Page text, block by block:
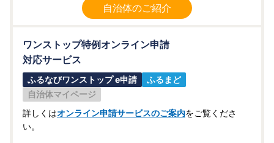
自治体のご紹介
ワンストップ特例オンライン申請
対応サービス
ふるなびワンストップ e申請
ふるまど
自治体マイページ
詳しくはオンライン申請サービスのご案内をご覧くださ
い。